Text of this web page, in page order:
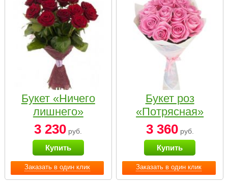
Заказать в один клик
Букет «Ничего
лишнего»
3 230 руб.
Купить
Заказать в один клик
Букет роз
«Потрясная»
3 360руб.
Купить